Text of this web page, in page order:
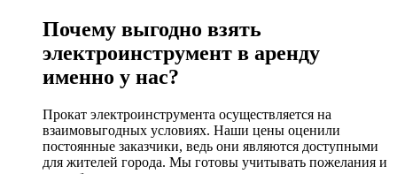
Почему выгодно взять
электроинструмент в аренду
именно у нас?
Прокат электроинструмента осуществляется на
взаимовыгодных условиях. Наши цены оценили
постоянные заказчики, ведь они являются доступными
для жителей города. Мы готовы учитывать пожелания и